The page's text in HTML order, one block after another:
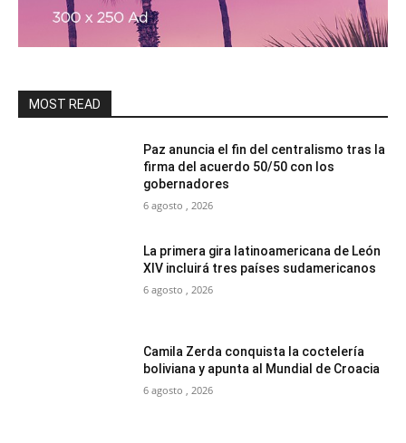
MOST READ
Paz anuncia el fin del centralismo tras la
firma del acuerdo 50/50 con los
gobernadores
6 agosto , 2026
La primera gira latinoamericana de León
XIV incluirá tres países sudamericanos
6 agosto , 2026
Camila Zerda conquista la coctelería
boliviana y apunta al Mundial de Croacia
6 agosto , 2026